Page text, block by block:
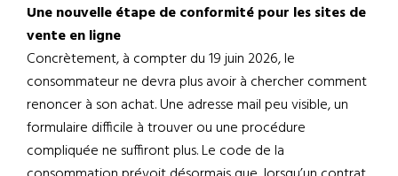
Une nouvelle étape de conformité pour les sites de
vente en ligne
Concrètement, à compter du 19 juin 2026, le
consommateur ne devra plus avoir à chercher comment
renoncer à son achat. Une adresse mail peu visible, un
formulaire difficile à trouver ou une procédure
compliquée ne suffiront plus. Le code de la